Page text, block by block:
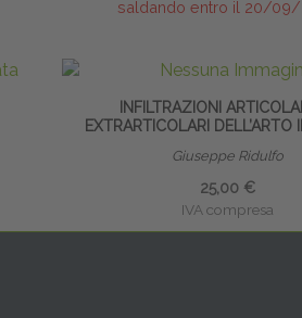
saldando entro il 20/09/
INFILTRAZIONI
EXTRARTICOLARI DELL’ARTO
Giuseppe Ridulfo
25,00 €
IVA compresa